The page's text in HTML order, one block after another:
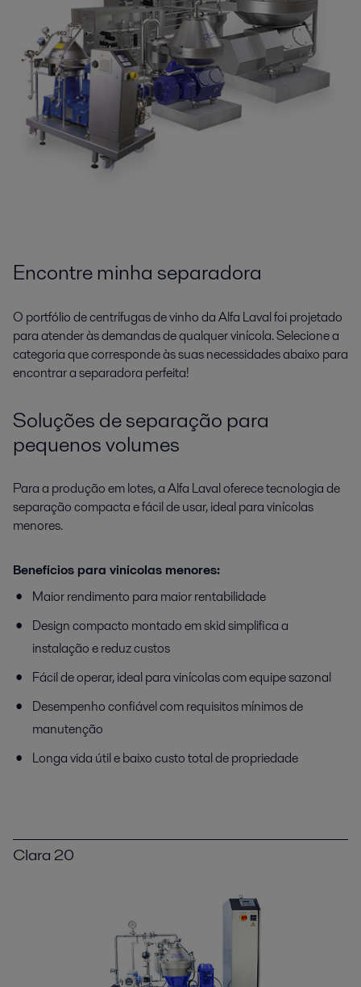
Encontre minha separadora
O portfólio de centrífugas de vinho da Alfa Laval foi projetado
para atender às demandas de qualquer vinícola. Selecione a
categoria que corresponde às suas necessidades abaixo para
encontrar a separadora perfeita!
Soluções de separação para
pequenos volumes
Para a produção em lotes, a Alfa Laval oferece tecnologia de
separação compacta e fácil de usar, ideal para vinícolas
menores.
Benefícios para vinícolas menores:
Maior rendimento para maior rentabilidade
Design compacto montado em skid simplifica a
instalação e reduz custos
Fácil de operar, ideal para vinícolas com equipe sazonal
Desempenho confiável com requisitos mínimos de
manutenção
Longa vida útil e baixo custo total de propriedade
Clara 20